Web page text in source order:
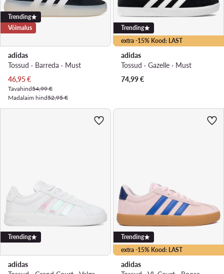
Trending
Võimalus
adidas
Tossud · Barreda · Must
Praegune hind
46,95€
Tavahind54,99 €
Madalaim hind52,95 €
extra -15% Kood: LAST
Trending
adidas
Tossud · Gazelle · Must
74,99€
Trending
adidas
extra -15% Kood: LAST
Trending
adidas